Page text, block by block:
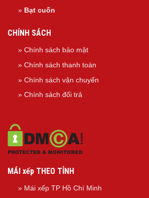
» Bạt cuốn
CHÍNH SÁCH
» Chính sách bảo mật
» Chính sách thanh toán
» Chính sách vận chuyển
» Chính sách đổi trả
MÁI xếp THEO TỈNH
» Mái xếp TP Hồ Chí Minh